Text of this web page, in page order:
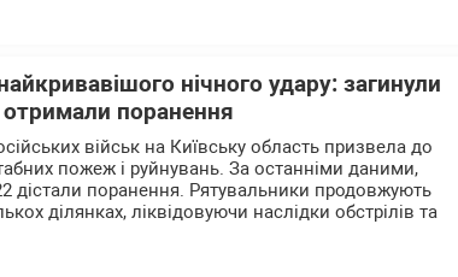
нічного удару: загинули
поранення
військ на Київську область призвела до
пожеж і руйнувань. За останніми даними,
дістали поранення. Рятувальники продовжують
ділянках, ліквідовуючи наслідки обстрілів та